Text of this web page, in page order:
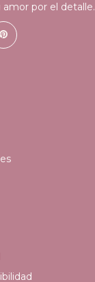
amor por el detalle.